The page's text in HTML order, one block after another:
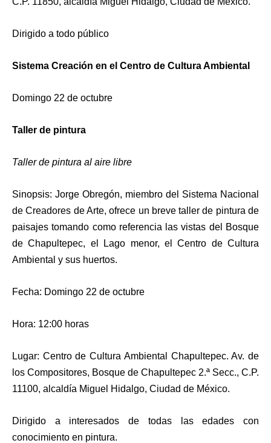
Dirigido a todo público
Sistema Creación en el Centro de Cultura Ambiental
Domingo 22 de octubre
Taller de pintura
Taller de pintura al aire libre
Sinopsis: Jorge Obregón, miembro del Sistema Nacional
de Creadores de Arte, ofrece un breve taller de pintura de
paisajes tomando como referencia las vistas del Bosque
de Chapultepec, el Lago menor, el Centro de Cultura
Ambiental y sus huertos.
Fecha: Domingo 22 de octubre
Hora: 12:00 horas
Lugar: Centro de Cultura Ambiental Chapultepec. Av. de
los Compositores, Bosque de Chapultepec 2.ª Secc., C.P.
11100, alcaldía Miguel Hidalgo, Ciudad de México.
Dirigido a interesados de todas las edades con
conocimiento en pintura.